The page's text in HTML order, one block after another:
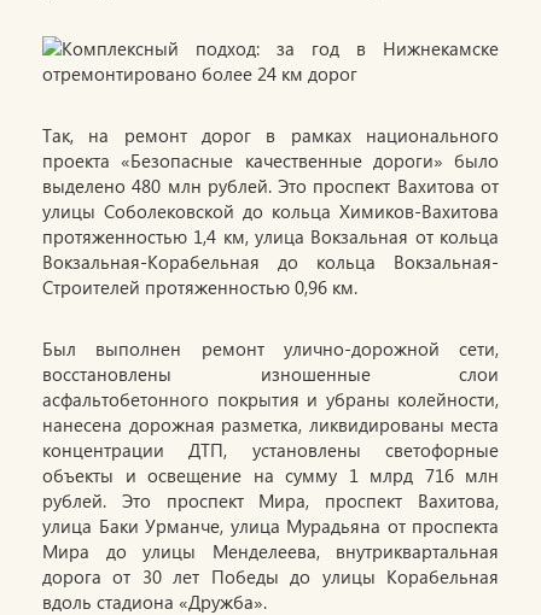
Так, на ремонт дорог в рамках национального
проекта «Безопасные качественные дороги» было
выделено 480 млн рублей. Это проспект Вахитова от
улицы Соболековской до кольца Химиков-Вахитова
протяженностью 1,4 км, улица Вокзальная от кольца
Вокзальная-Корабельная до кольца Вокзальная-
Строителей протяженностью 0,96 км.
Был выполнен ремонт улично-дорожной сети,
восстановлены изношенные слои
асфальтобетонного покрытия и убраны колейности,
нанесена дорожная разметка, ликвидированы места
концентрации ДТП, установлены светофорные
объекты и освещение на сумму 1 млрд 716 млн
рублей. Это проспект Мира, проспект Вахитова,
улица Баки Урманче, улица Мурадьяна от проспекта
Мира до улицы Менделеева, внутриквартальная
дорога от 30 лет Победы до улицы Корабельная
вдоль стадиона «Дружба».